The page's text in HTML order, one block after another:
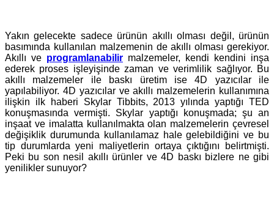
Yakın gelecekte sadece ürünün akıllı olması değil, ürünün
basımında kullanılan malzemenin de akıllı olması gerekiyor.
Akıllı ve programlanabilir malzemeler, kendi kendini inşa
ederek proses işleyişinde zaman ve verimlilik sağlıyor. Bu
akıllı malzemeler ile baskı üretim ise 4D yazıcılar ile
yapılabiliyor. 4D yazıcılar ve akıllı malzemelerin kullanımına
ilişkin ilk haberi Skylar Tibbits, 2013 yılında yaptığı TED
konuşmasında vermişti. Skylar yaptığı konuşmada; şu an
inşaat ve imalatta kullanılmakta olan malzemelerin çevresel
değişiklik durumunda kullanılamaz hale gelebildiğini ve bu
tip durumlarda yeni maliyetlerin ortaya çıktığını belirtmişti.
Peki bu son nesil akıllı ürünler ve 4D baskı bizlere ne gibi
yenilikler sunuyor?